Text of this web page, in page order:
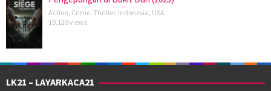
Action Crime Thriller, Indonesia USA
19,129 views
LK21 – LAYARKACA21